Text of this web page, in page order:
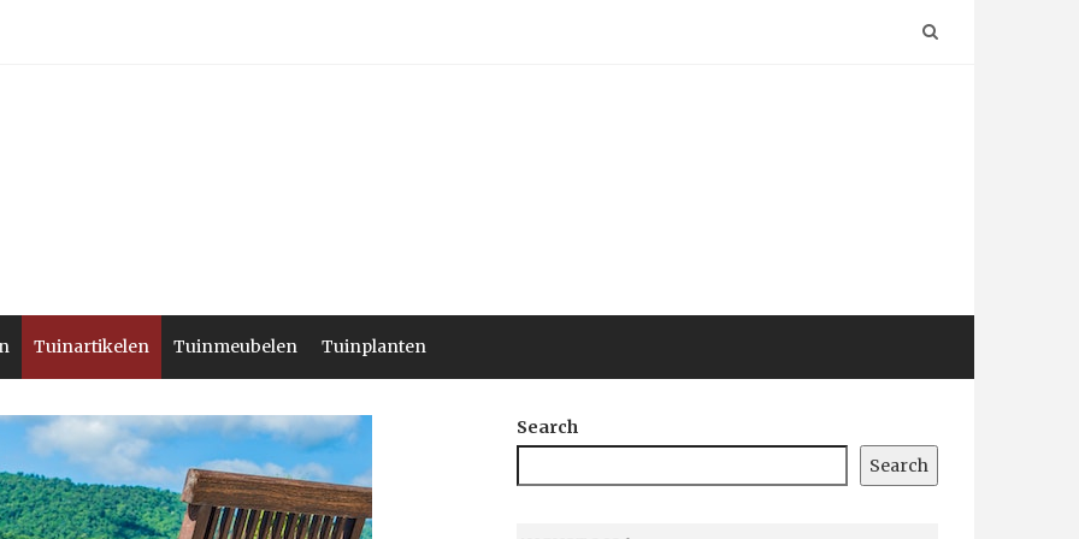
Tuinartikelen Tuinmeubelen Tuinplanten
Search
Search